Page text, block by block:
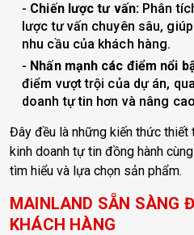
Chiến lược tư vấn: Phân
lược tư vấn chuyên sâu,
nhu cầu của khách hàng.
Nhấn mạnh các điểm nổi
điểm vượt trội của dự án,
doanh tự tin hơn và nâng
Đây đều là những kiến thức
kinh doanh tự tin đồng hành
tìm hiểu và lựa chọn sản phẩm.
MAINLAND SẴN SÀNG
KHÁCH HÀNG